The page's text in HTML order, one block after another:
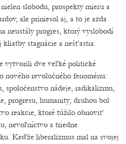
slobodu, prospekty mieru a
ale priniesol aj, a to je azda
neustály progres, ktorý vyslobodí
stagnácie a nešťastia.
vytvorili dve veľké politické
nového revolučného fenoménu:
spoločenstvo nádeje, radikalizmu,
progresu, humanity; druhou bol
reakcie, ktoré túžilo obnoviť
nevoľníctvo a triedne
Keďže liberalizmus mal na svojej